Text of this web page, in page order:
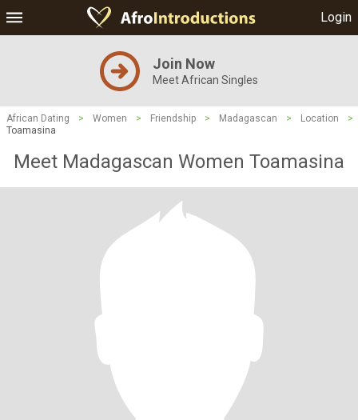
Login
Join Now
Meet African Singles
African Dating > Women > Friendship > Madagascan > Location
>
Toamasina
Meet Madagascan Women Toamasina